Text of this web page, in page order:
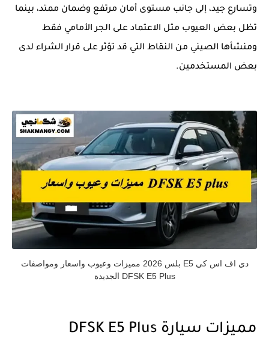
وتسارع جيد، إلى جانب مستوى أمان مرتفع وضمان ممتد، بينما
تظل بعض العيوب مثل الاعتماد على الجر الأمامي فقط
ومنشأها الصيني من النقاط التي قد تؤثر على قرار الشراء لدى
بعض المستخدمين.
دي اف اس كي E5 بلس 2026 مميزات وعيوب واسعار ومواصفات
DFSK E5 Plus الجديدة
مميزات سيارة DFSK E5 Plus